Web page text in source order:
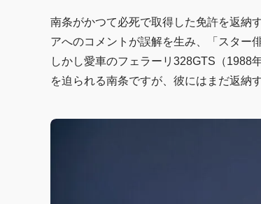
南条がかつて必死で取得した免許を返納
アへのコメントが誤解を生み、「スター
しかし愛車のフェラーリ328GTS（1988
を迫られる南条ですが、彼にはまだ返